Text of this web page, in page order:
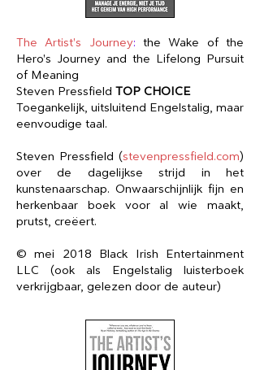
The Artist's Journey: the Wake of the
Hero's Journey and the Lifelong Pursuit
of Meaning
Steven Pressfield TOP CHOICE
Toegankelijk, uitsluitend Engelstalig, maar
eenvoudige taal.
Steven Pressfield (stevenpressfield.com)
over de dagelijkse strijd in het
kunstenaarschap. Onwaarschijnlijk fijn en
herkenbaar boek voor al wie maakt,
prutst, creëert.
© mei 2018 Black Irish Entertainment
LLC (ook als Engelstalig luisterboek
verkrijgbaar, gelezen door de auteur)